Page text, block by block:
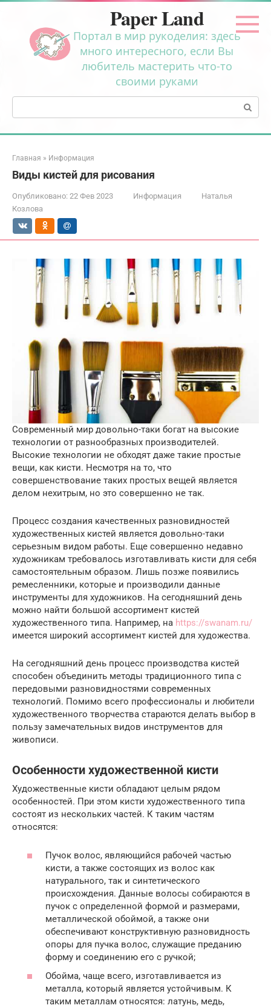
Перейти
контенту
Paper Land
Портал в мир рукоделия: здесь
много интересного, если Вы
любитель мастерить что-то
своими руками
Поиск:
Главная » Информация
Виды кистей для рисования
Опубликовано: 22 Фев 2023 Информация
Наталья
Козлова
Современный мир довольно-таки богат на высокие
технологии от разнообразных производителей.
Высокие технологии не обходят даже такие простые
вещи, как кисти. Несмотря на то, что
совершенствование таких простых вещей является
делом нехитрым, но это совершенно не так.
Процесс создания качественных разновидностей
художественных кистей является довольно-таки
серьезным видом работы. Еще совершенно недавно
художникам требовалось изготавливать кисти для себя
самостоятельным образом. Лишь позже появились
ремесленники, которые и производили данные
инструменты для художников. На сегодняшний день
можно найти большой ассортимент кистей
художественного типа. Например, на https://swanam.ru/
имеется широкий ассортимент кистей для художества.
На сегодняшний день процесс производства кистей
способен объединить методы традиционного типа с
передовыми разновидностями современных
технологий. Помимо всего профессионалы и любители
художественного творчества стараются делать выбор в
пользу замечательных видов инструментов для
живописи.
Особенности художественной кисти
Художественные кисти обладают целым рядом
особенностей. При этом кисти художественного типа
состоят из нескольких частей. К таким частям
относятся:
Пучок волос, являющийся рабочей частью
кисти, а также состоящих из волос как
натурального, так и синтетического
происхождения. Данные волосы собираются в
пучок с определенной формой и размерами,
металлической обоймой, а также они
обеспечивают конструктивную разновидность
опоры для пучка волос, служащие преданию
форму и соединению его с ручкой;
Обойма, чаще всего, изготавливается из
металла, который является устойчивым. К
таким металлам относятся: латунь, медь,